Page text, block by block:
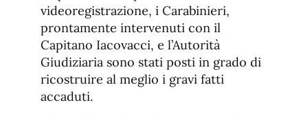
videoregistrazione, i Carabinieri,
prontamente intervenuti con il
Capitano Iacovacci, e l’Autorità
Giudiziaria sono stati posti in grado di
ricostruire al meglio i gravi fatti
accaduti.